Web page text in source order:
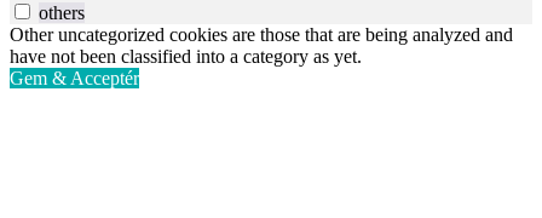
others
Other uncategorized cookies are those that are being analyzed and
have not been classified into a category as yet.
Gem & Acceptér